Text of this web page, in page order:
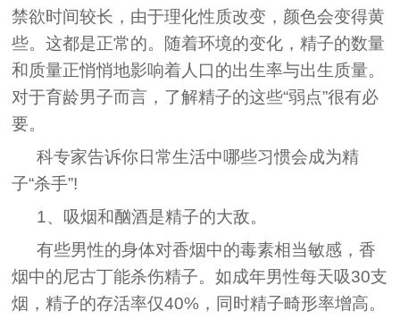
禁欲时间较长，由于理化性质改变，颜色会变得黄
些。这都是正常的。随着环境的变化，精子的数量
和质量正悄悄地影响着人口的出生率与出生质量。
对于育龄男子而言，了解精子的这些“弱点”很有必
要。
科专家告诉你日常生活中哪些习惯会成为精
子“杀手”!
1、吸烟和酗酒是精子的大敌。
有些男性的身体对香烟中的毒素相当敏感，香
烟中的尼古丁能杀伤精子。如成年男性每天吸30支
烟，精子的存活率仅40%，同时精子畸形率增高。